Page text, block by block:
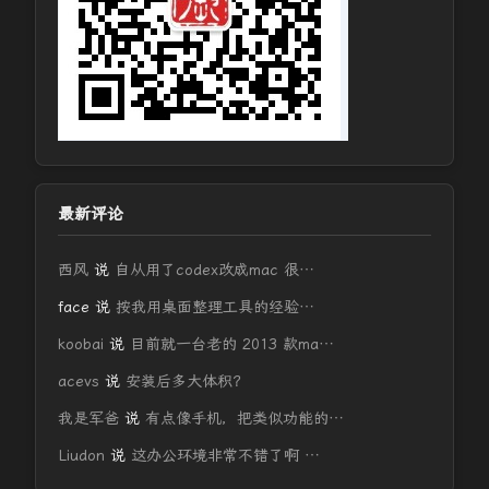
最新评论
西风 说 自从用了codex改成mac 很…
face 说 按我用桌面整理工具的经验…
koobai 说 目前就一台老的 2013 款ma…
acevs 说 安装后多大体积？
我是军爸 说 有点像手机，把类似功能的…
Liudon 说 这办公环境非常不错了啊 …